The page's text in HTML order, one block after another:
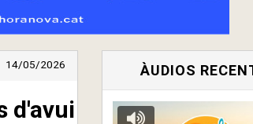
14/05/2026
d'avui
ÀUDIOS